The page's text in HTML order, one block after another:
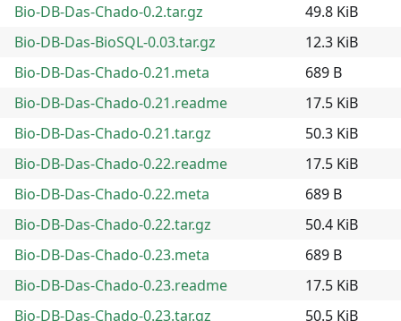
Bio-DB-Das-Chado-0.2.tar.gz
49.8 KiB
Bio-DB-Das-BioSQL-0.03.tar.gz
12.3 KiB
Bio-DB-Das-Chado-0.21.meta
689 B
Bio-DB-Das-Chado-0.21.readme
17.5 KiB
Bio-DB-Das-Chado-0.21.tar.gz
50.3 KiB
Bio-DB-Das-Chado-0.22.readme
17.5 KiB
Bio-DB-Das-Chado-0.22.meta
689 B
Bio-DB-Das-Chado-0.22.tar.gz
50.4 KiB
Bio-DB-Das-Chado-0.23.meta
689 B
Bio-DB-Das-Chado-0.23.readme
17.5 KiB
Bio-DB-Das-Chado-0.23.tar.gz
50.5 KiB